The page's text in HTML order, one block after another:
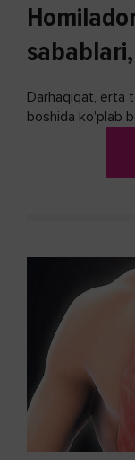
Darhaqiqat, erta
boshida ko'plab
biron bir usuli